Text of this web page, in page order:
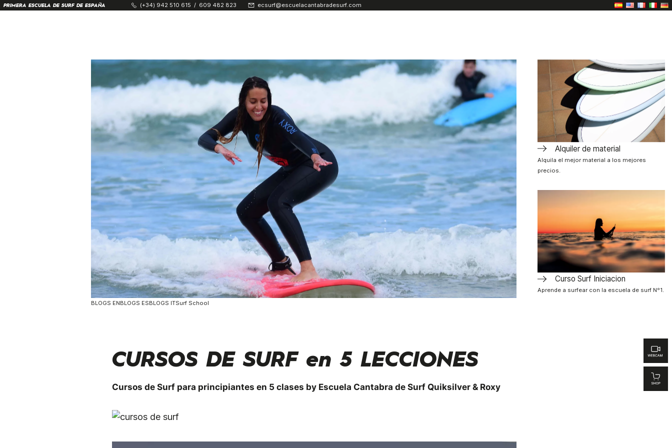
PRIMERA ESCUELA DE SURF DE ESPAÑA (+34) 942 510 615 / 609 482 823 ecsurf@escuelacantabradesurf.com
BLOGS ENBLOGS ESBLOGS ITSurf School
CURSOS DE SURF en 5 LECCIONES
Cursos de Surf para principiantes en 5 clases by Escuela Cantabra de Surf Quiksilver & Roxy
Alquiler de material
Alquila el mejor material a los mejores
precios.
Curso Surf Iniciacion
Aprende a surfear con la escuela de surf Nº1.